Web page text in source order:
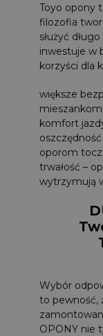
Toyo opony
filozofia
służyć
inwestuje w
korzyści dla
większe
komfort
oporom
trwałość –
wytrzymują
Wybór
to pewność,
OPONY nie